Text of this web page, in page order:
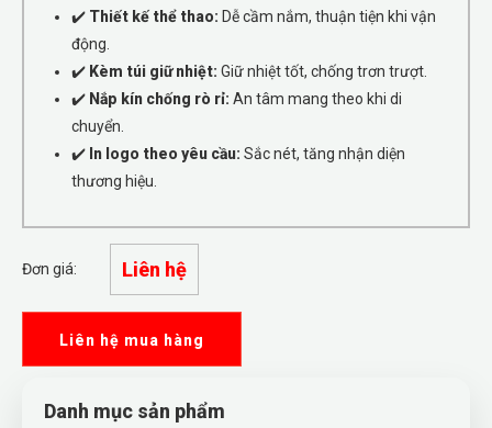
✔️ Thiết kế thể thao: Dễ cầm nắm, thuận tiện khi vận
động.
✔️ Kèm túi giữ nhiệt: Giữ nhiệt tốt, chống trơn trượt.
✔️ Nắp kín chống rò rỉ: An tâm mang theo khi di
chuyển.
✔️ In logo theo yêu cầu: Sắc nét, tăng nhận diện
thương hiệu.
Đơn giá: Liên hệ
Liên hệ mua hàng
Danh mục sản phẩm